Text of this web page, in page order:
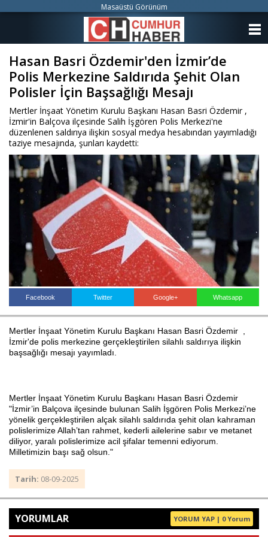
Hasan Basri Özdemir'den İzmir’de
Polis Merkezine Saldırıda Şehit Olan
Polisler İçin Başsağlığı Mesajı
Mertler İnşaat Yönetim Kurulu Başkanı Hasan Basri Özdemir ,
İzmir'in Balçova ilçesinde Salih İşgören Polis Merkezi'ne
düzenlenen saldırıya ilişkin sosyal medya hesabından yayımladığı
taziye mesajında, şunları kaydetti:
Facebook Twitter Google+ Whatsapp
Mertler İnşaat Yönetim Kurulu Başkanı Hasan Basri Özdemir ,
İzmir'de polis merkezine gerçekleştirilen silahlı saldırıya ilişkin
başsağlığı mesajı yayımladı.
Mertler İnşaat Yönetim Kurulu Başkanı Hasan Basri Özdemir
"İzmir’in Balçova ilçesinde bulunan Salih İşgören Polis Merkezi’ne
yönelik gerçekleştirilen alçak silahlı saldırıda şehit olan kahraman
polislerimize Allah’tan rahmet, kederli ailelerine sabır ve metanet
diliyor, yaralı polislerimize acil şifalar temenni ediyorum.
Milletimizin başı sağ olsun."
Tarih: 08-09-2025
YORUMLAR YORUM YAP | 0 Yorum
Masaüstü Görünüm
KATEGORİLER
ANKETLER
VİDEO GALERİ
KÜNYE
İLETİŞİM